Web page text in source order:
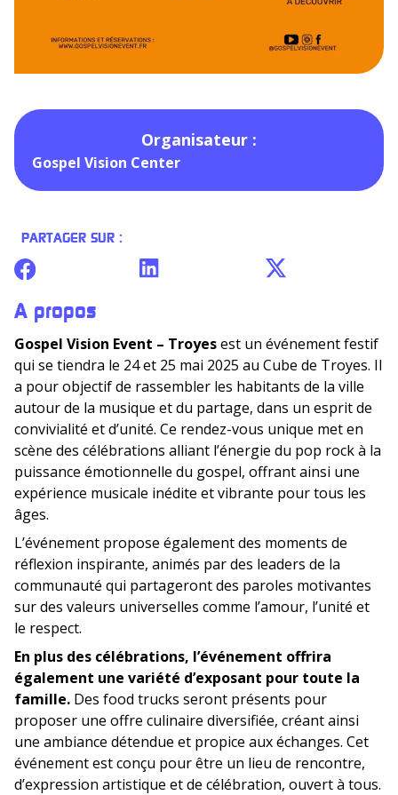
Organisateur :
Gospel Vision Center
PARTAGER SUR :
A propos
Gospel Vision Event – Troyesest un événement festif
qui se tiendra le 24 et 25 mai 2025 au Cube de Troyes. Il
a pour objectif de rassembler les habitants de la ville
autour de la musique et du partage, dans un esprit de
convivialité et d’unité. Ce rendez-vous unique met en
scène des célébrations alliant l’énergie du pop rock à la
puissance émotionnelle du gospel, offrant ainsi une
expérience musicale inédite et vibrante pour tous les
âges.
L’événement propose également des moments de
réflexion inspirante, animés par des leaders de la
communauté qui partageront des paroles motivantes
sur des valeurs universelles comme l’amour, l’unité et
le respect.
En plus des célébrations, l’événement offrira
également une variété d’exposant pour toute la
famille. Des food trucks seront présents pour
proposer une offre culinaire diversifiée, créant ainsi
une ambiance détendue et propice aux échanges. Cet
événement est conçu pour être un lieu de rencontre,
d’expression artistique et de célébration, ouvert à tous.